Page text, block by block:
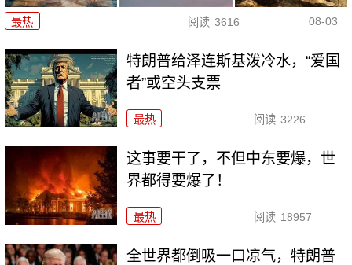
最热 阅读 3616 08-03
特朗普给泽连斯基泼冷水，“爱国
者”或空头支票
最热 阅读 3226
这事要干了，不但中东要爆，世
界都得要爆了！
最热 阅读 18957
全世界都倒吸一口凉气，特朗普